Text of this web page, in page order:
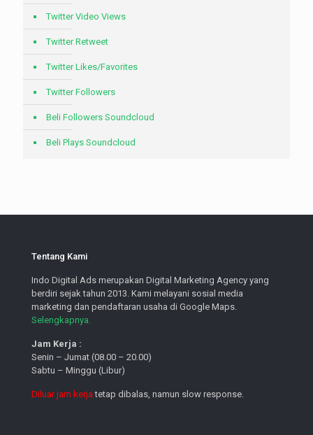
Twitter Video Views
Twitter Retweet
Twitter Likes/Favorites
Twitter Followers
Beli Followers Soundcloud
Beli Plays Soundcloud
Tentang Kami
Indo Digital Ads merupakan Digital Marketing Agency yang
berdiri sejak tahun 2013. Kami melayani sosial media
marketing dan pendaftaran usaha di Google Maps.
Selengkapnya.
Jam Kerja :
Senin – Jumat (08.00 – 20.00)
Sabtu – Minggu (Libur)
Diluar jam kerja tetap dibalas, namun slow response.